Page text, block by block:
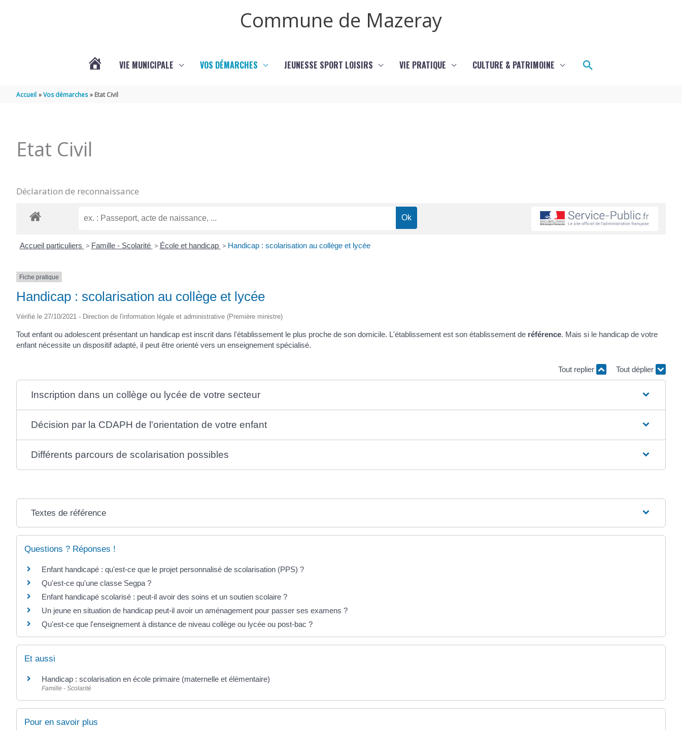
Commune de Mazeray
MAZERAY
VIE MUNICIPALE VOS DÉMARCHES JEUNESSE SPORT LOISIRS VIE PRATIQUE CULTURE & PATRIMOINE Rechercher
Accueil Vos démarches Etat Civil
Etat Civil
Déclaration de reconnaissance
Accueil particuliers > Famille - Scolarité > École et handicap > Handicap : scolarisation au collège et lycée
Fiche pratique
Handicap : scolarisation au collège et lycée
Vérifié le 27/10/2021 - Direction de l'information légale et administrative (Première ministre)
Tout enfant ou adolescent présentant un handicap est inscrit dans l'établissement le plus proche de son domicile. L'établissement est son établissement de référence. Mais si le handicap de votre
enfant nécessite un dispositif adapté, il peut être orienté vers un enseignement spécialisé.
Tout replier Tout déplier
Inscription dans un collège ou lycée de votre secteur
Décision par la CDAPH de l'orientation de votre enfant
Différents parcours de scolarisation possibles
Textes de référence
Questions ? Réponses !
Enfant handicapé : qu'est-ce que le projet personnalisé de scolarisation (PPS) ?
Qu'est-ce qu'une classe Segpa ?
Enfant handicapé scolarisé : peut-il avoir des soins et un soutien scolaire ?
Un jeune en situation de handicap peut-il avoir un aménagement pour passer ses examens ?
Qu'est-ce que l'enseignement à distance de niveau collège ou lycée ou post-bac ?
Et aussi
Handicap : scolarisation en école primaire (maternelle et élémentaire)
Famille - Scolarité
Pour en savoir plus